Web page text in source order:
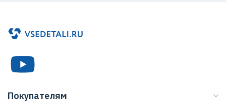
Покупателям